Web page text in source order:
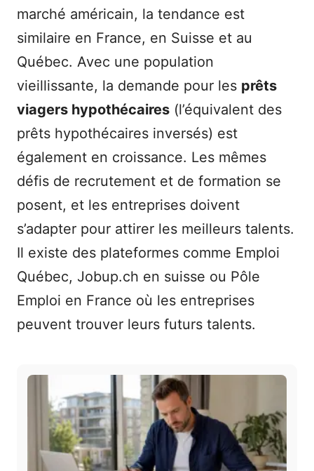
marché américain, la tendance est
similaire en France, en Suisse et au
Québec. Avec une population
vieillissante, la demande pour les prêts
viagers hypothécaires (l’équivalent des
prêts hypothécaires inversés) est
également en croissance. Les mêmes
défis de recrutement et de formation se
posent, et les entreprises doivent
s’adapter pour attirer les meilleurs talents.
Il existe des plateformes comme Emploi
Québec, Jobup.ch en suisse ou Pôle
Emploi en France où les entreprises
peuvent trouver leurs futurs talents.